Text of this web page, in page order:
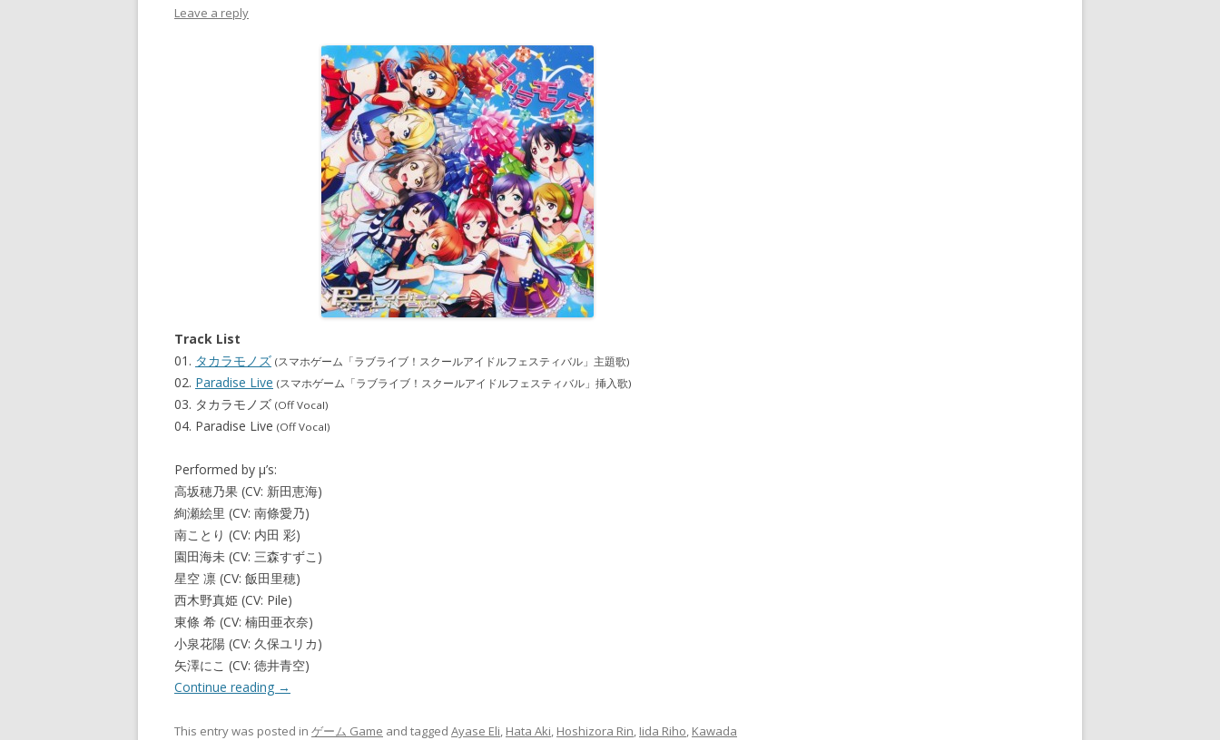
Leave a reply
Track List
01. タカラモノズ (スマホゲーム「ラブライブ！スクールアイドルフェスティバル」主題歌)
02. Paradise Live (スマホゲーム「ラブライブ！スクールアイドルフェスティバル」挿入歌)
03. タカラモノズ (Off Vocal)
04. Paradise Live (Off Vocal)
Performed by μ’s:
高坂穂乃果 (CV: 新田恵海)
絢瀬絵里 (CV: 南條愛乃)
南ことり (CV: 内田 彩)
園田海未 (CV: 三森すずこ)
星空 凛 (CV: 飯田里穂)
西木野真姫 (CV: Pile)
東條 希 (CV: 楠田亜衣奈)
小泉花陽 (CV: 久保ユリカ)
矢澤にこ (CV: 徳井青空)
Continue reading →
This entry was posted in ゲーム Game and tagged Ayase Eli, Hata Aki, Hoshizora Rin, Iida Riho, Kawada